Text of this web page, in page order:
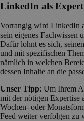
LinkedIn als
Vorrangig wird LinkedIn
sein eigenes Fachwissen
Dafür lohnt es sich,
und mit spezifischen
nämlich in welchen
dessen Inhalte an die
Unser Tipp: Um Ihrem
mit der nötigen Expertise
Wochen- oder
Feed weiter verfolgen zu